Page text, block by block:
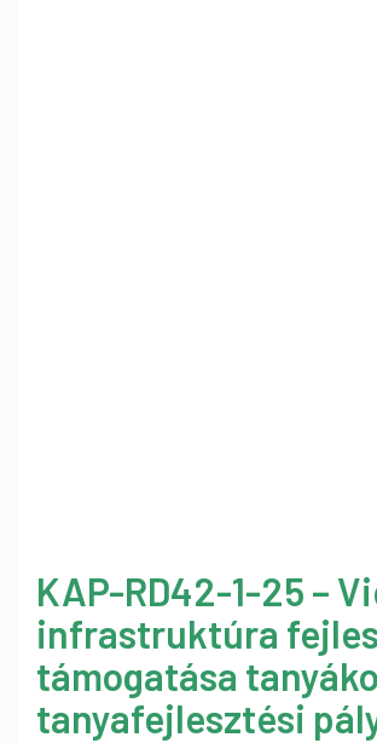
KAP-RD42-1-25 –
infrastruktúra
támogatása
tanyafejlesztési